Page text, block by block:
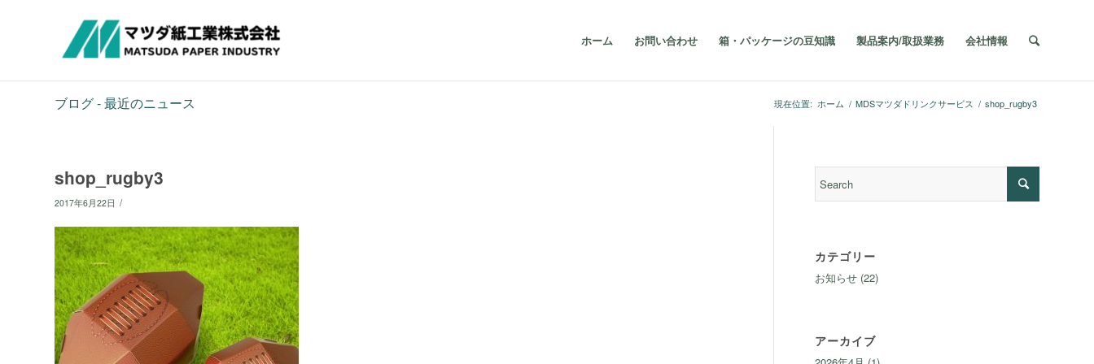
ホーム お問い合わせ 箱・パッケージの豆知識 製品案内/取扱業務 会社情報
ブログ - 最近のニュース 現在位置: ホーム / MDSマツダドリンクサービス / shop_rugby3
shop_rugby3
2017年6月22日 /
カテゴリー
お知らせ (22)
アーカイブ